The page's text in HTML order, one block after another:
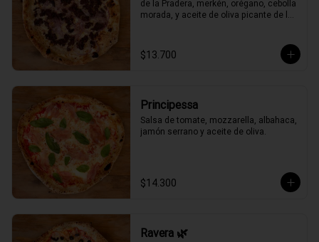
de la Pradera, merkén, orégano, cebolla
morada, y aceite de oliva picante de la
$13.700
Principessa
Salsa de tomate, mozzarella, albahaca,
jamón serrano y aceite de oliva.
$14.300
Ravera 🌿